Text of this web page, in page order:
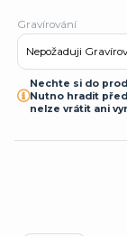
Gravírování
Nechte si do
Nutno hradit
nelze vrátit ani